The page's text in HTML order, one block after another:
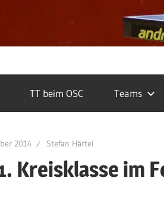
TT beim OSC Teams
2014 Stefan Härtel
Kreisklasse im